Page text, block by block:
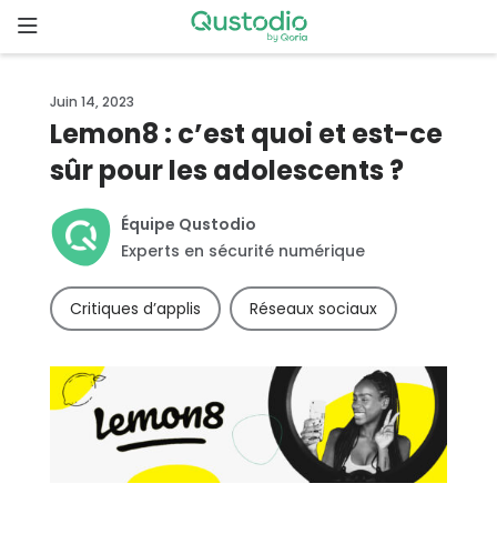
to
content
d’accueil
Pourquoi
Fonctionnalités
Téléchargements
Juin 14, 2023
Lemon8 : c’est quoi et est-ce
sûr pour les adolescents ?
Équipe Qustodio
Experts en sécurité numérique
Critiques d’applis Réseaux sociaux